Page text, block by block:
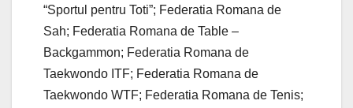
“Sportul pentru Toti”; Federatia Romana de
Sah; Federatia Romana de Table –
Backgammon; Federatia Romana de
Taekwondo ITF; Federatia Romana de
Taekwondo WTF; Federatia Romana de Tenis;